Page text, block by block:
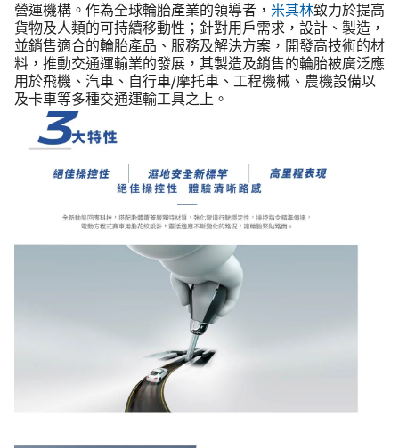
營運機構。作為全球輪胎產業的領導者， 米其林致力於提高
貨物及人類的可持續移動性；針對用戶需求，設計、製造，
並銷售適合的輪胎產品、服務及解決方案，開發高技術的材
料，推動交通運輸業的發展，其製造及銷售的輪胎被廣泛應
用於飛機、汽車、自行車/摩托車、工程機械、農機設備以
及卡車等多種交通運輸工具之上。